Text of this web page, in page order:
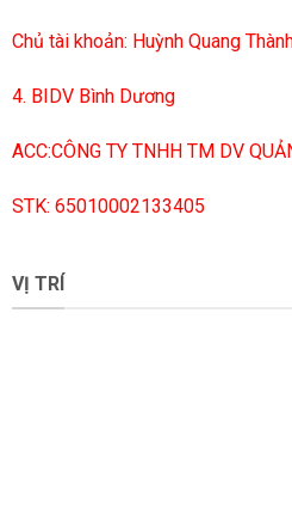
Chủ tài khoản: Huỳnh Quang
4. BIDV Bình Dương
ACC:CÔNG TY TNHH TM DV
STK: 65010002133405
VỊ TRÍ